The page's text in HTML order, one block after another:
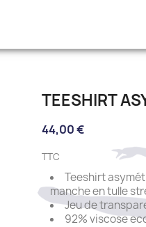
TEESHIRT
44,00 €
TTC
Teeshirt
manche en tulle
Jeu de
92% viscose